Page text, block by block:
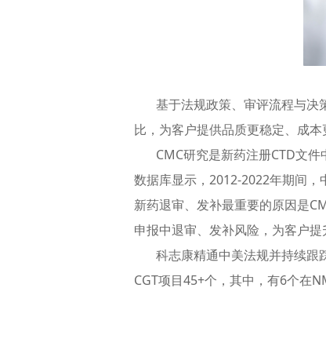
基于法规政策、审评流程与决
比，为客户提供品质更稳定、成本
CMC研究是新药注册CTD文件
数据库显示，2012-2022年期间
新药退审、发补最重要的原因是
申报中退审、发补风险，为客户提
科志康精通中美法规并持续跟
CGT项目45+个，其中，有6个在